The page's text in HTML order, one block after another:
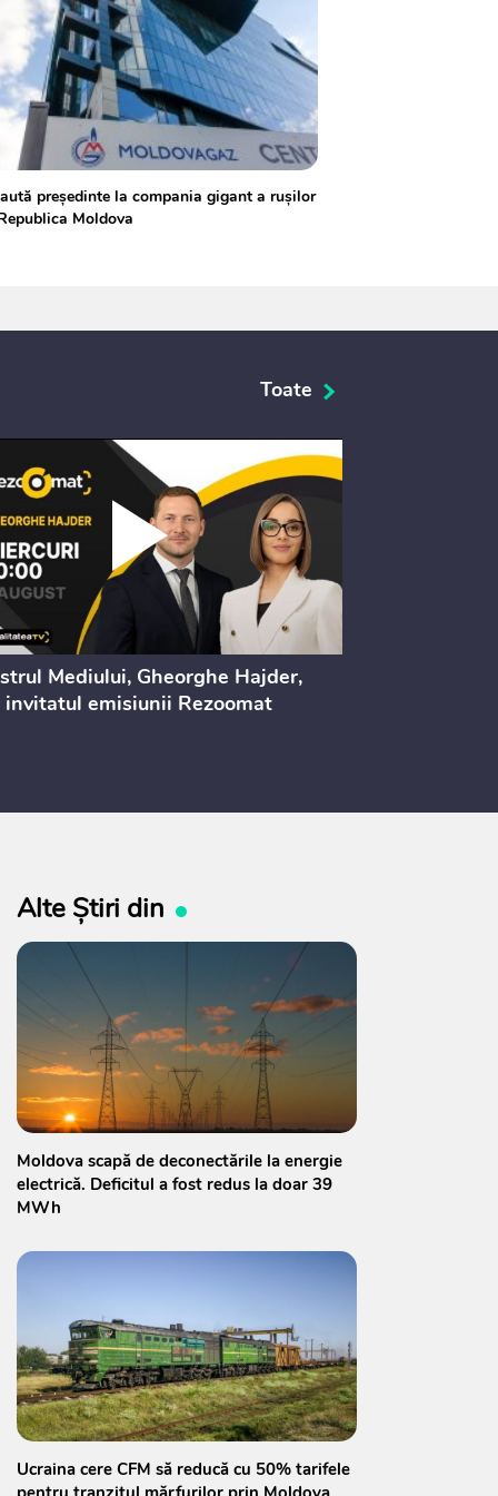
președinte la compania gigant a rușilor
Moldova
Toate
Mediului, Gheorghe Hajder,
invitatul emisiunii Rezoomat
Alte Știri din
Moldova scapă de deconectările la energie
electrică. Deficitul a fost redus la doar 39
MWh
Ucraina cere CFM să reducă cu 50% tarifele